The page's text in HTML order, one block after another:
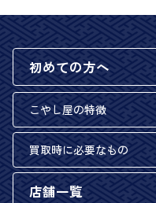
初めての方へ
こやし屋の特徴
買取時に必要なもの
店舗一覧